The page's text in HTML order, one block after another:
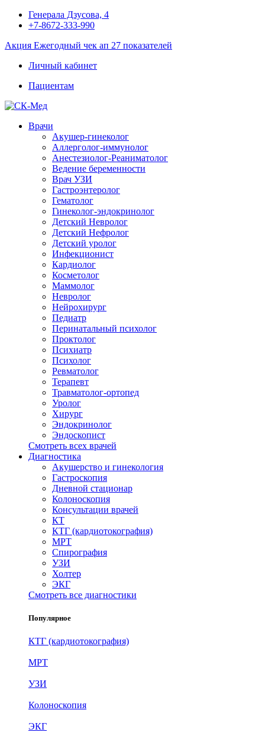
Генерала Дзусова, 4
+7-8672-333-990
Акция Ежегодный чек ап 27 показателей
Личный кабинет
Пациентам
Врачи
Акушер-гинеколог
Аллерголог-иммунолог
Анестезиолог-Реаниматолог
Ведение беременности
Врач УЗИ
Гастроэнтеролог
Гематолог
Гинеколог-эндокринолог
Детский Невролог
Детский Нефролог
Детский уролог
Инфекционист
Кардиолог
Косметолог
Маммолог
Невролог
Нейрохирург
Педиатр
Перинатальный психолог
Проктолог
Психиатр
Психолог
Ревматолог
Терапевт
Травматолог-ортопед
Уролог
Хирург
Эндокринолог
Эндоскопист
Смотреть всех врачей
Диагностика
Акушерство и гинекология
Гастроскопия
Дневной стационар
Колоноскопия
Консультации врачей
КТ
КТГ (кардиотокография)
МРТ
Спирография
УЗИ
Холтер
ЭКГ
Смотреть все диагностики
Популярное
КТГ (кардиотокография)
МРТ
УЗИ
Колоноскопия
ЭКГ